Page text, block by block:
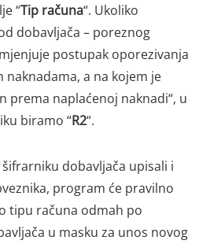
“Tip računa“. Ukoliko
dobavljača – poreznog
postupak oporezivanja
naknadama, a na kojem je
prema naplaćenoj naknadi“, u
biramo “R2“.
dobavljača upisali i
program će pravilno
tipu računa odmah po
u masku za unos novog